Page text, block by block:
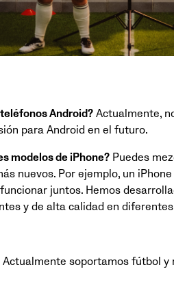
Android? Actualmente,
para Android en el futuro.
modelos de iPhone? Puedes
nuevos. Por ejemplo, un
juntos. Hemos
y de alta calidad en
Actualmente soportamos fútbol y